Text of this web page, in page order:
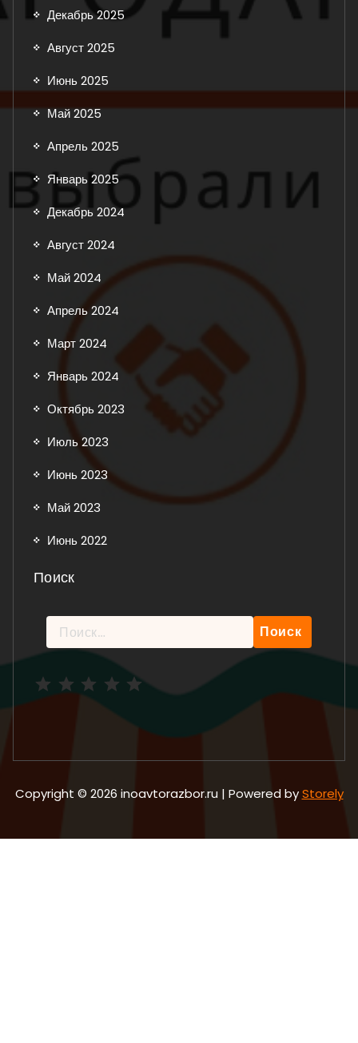
Декабрь 2025
Август 2025
Июнь 2025
Май 2025
Апрель 2025
Январь 2025
Декабрь 2024
Август 2024
Май 2024
Апрель 2024
Март 2024
Январь 2024
Октябрь 2023
Июль 2023
Июнь 2023
Май 2023
Июнь 2022
Поиск
Найти:
Copyright © 2026 inoavtorazbor.ru | Powered byStorely